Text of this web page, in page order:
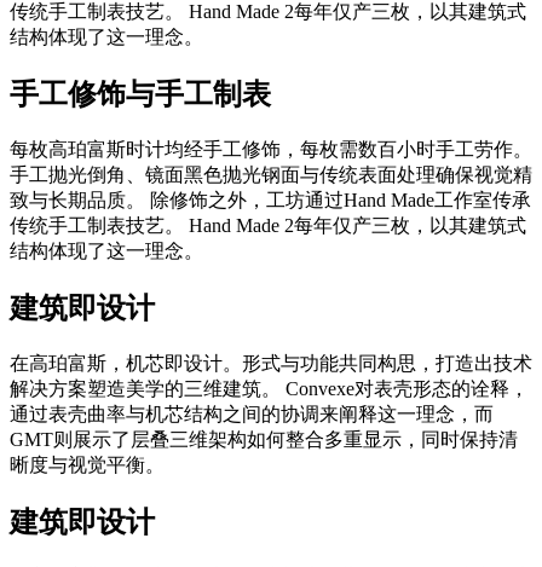
传统手工制表技艺。 Hand Made 2每年仅产三枚，以其建筑式
结构体现了这一理念。
手工修饰与手工制表
每枚高珀富斯时计均经手工修饰，每枚需数百小时手工劳作。
手工抛光倒角、镜面黑色抛光钢面与传统表面处理确保视觉精
致与长期品质。 除修饰之外，工坊通过Hand Made工作室传承
传统手工制表技艺。 Hand Made 2每年仅产三枚，以其建筑式
结构体现了这一理念。
建筑即设计
在高珀富斯，机芯即设计。形式与功能共同构思，打造出技术
解决方案塑造美学的三维建筑。 Convexe对表壳形态的诠释，
通过表壳曲率与机芯结构之间的协调来阐释这一理念，而
GMT则展示了层叠三维架构如何整合多重显示，同时保持清
晰度与视觉平衡。
建筑即设计